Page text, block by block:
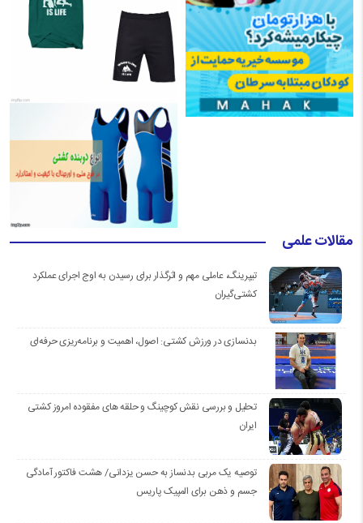
مقالات علمی
تیپرینگ، عاملی مهم و اثرگذار برای رسیدن به اوج اجرای عملکرد
کشتی‌گیران
بدنسازی در ورزش کشتی: اصول، اهمیت و برنامه‌ریزی حرفه‌ای
تحلیل و بررسی نقش کوچینگ و حلقه های مفقوده امروز کشتی
ایران
توصیه یک مربی بدنساز به حسن یزدانی/ هشت فاکتور آمادگی
جسم و ذهن برای المپیک پاریس